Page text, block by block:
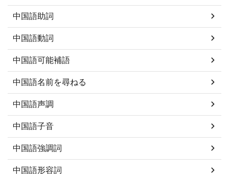
中国語助詞
中国語動詞
中国語可能補語
中国語名前を尋ねる
中国語声調
中国語子音
中国語強調詞
中国語形容詞